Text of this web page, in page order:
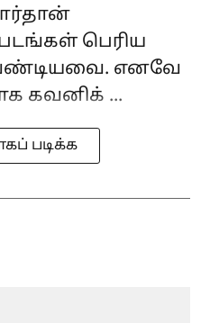
பெரிய
எனவே
கவனிக் ...
படிக்க